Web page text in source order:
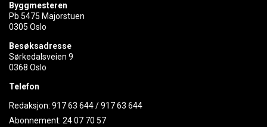
Byggmesteren
Pb 5475 Majorstuen
0305 Oslo
Besøksadresse
Sørkedalsveien 9
0368 Oslo
Telefon
Redaksjon: 917 63 644/917 63 644
Abonnement: 24 07 70 57